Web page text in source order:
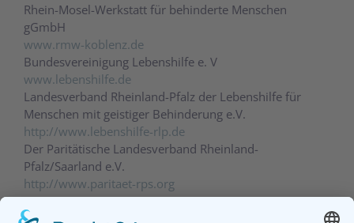
Rhein-Mosel-Werkstatt für behinderte Menschen
gGmbH
www.rmw-koblenz.de
Bundesvereinigung Lebenshilfe e. V
www.lebenshilfe.de
Landesverband Rheinland-Pfalz der Lebenshilfe für
Menschen mit geistiger Behinderung e.V.
http://www.lebenshilfe-rlp.de
Der Paritätische Landesverband Rheinland-
Pfalz/Saarland e.V.
http://www.paritaet-rps.org